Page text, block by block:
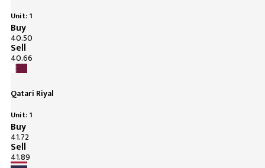
Unit: 1
Buy
40.50
Sell
40.66
Qatari Riyal
Unit: 1
Buy
41.72
Sell
41.89